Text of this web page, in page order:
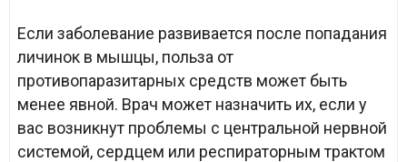
Если заболевание развивается после попадания
личинок в мышцы, польза от
противопаразитарных средств может быть
менее явной. Врач может назначить их, если у
вас возникнут проблемы с центральной нервной
системой, сердцем или респираторным трактом